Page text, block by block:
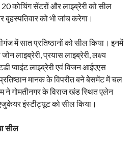
कोचिंग सेंटरों और लाइब्रेरी को सील
को भी जांच करेगा।
में सात प्रतिष्ठानों को सील किया। इनमें
लाइब्रेरी, प्रयास लाइब्रेरी, लक्ष्य
प्वाइंट लाइब्रेरी एवं विजन आईएएस
मानक के विपरीत बने बेसमेंट में चल
ने गोमतीनगर के विराज खंड स्थित एलेन
इंस्टीट्यूट को सील किया।
सील